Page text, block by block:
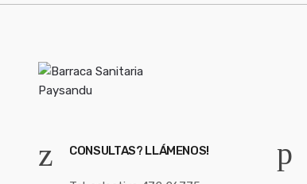
CONSULTAS? LLÁMENOS!